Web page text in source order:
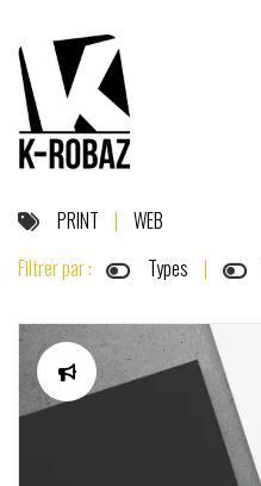
PRINT | WEB
Filtrer par :
Types |